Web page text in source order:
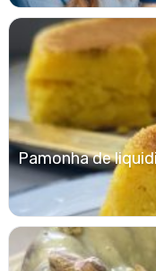
Pamonha de